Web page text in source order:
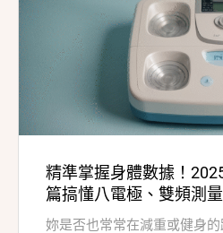
精準掌握身體數據！
篇搞懂八電極、雙頻測
妳是否也常常在減重或健身